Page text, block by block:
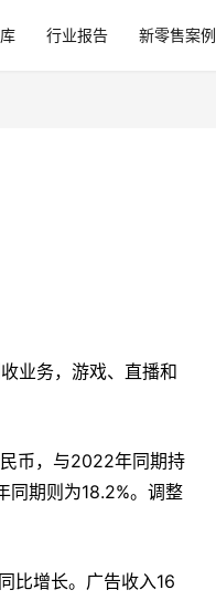
行业报告 新零售案例
业务，游戏、直播和
币，与2022年同期持
期则为18.2%。调整
比增长。广告收入16